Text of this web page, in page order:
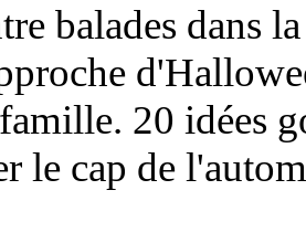
balades dans
20 idées
le cap de